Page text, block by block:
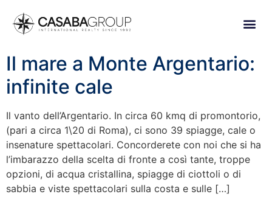
Il mare a Monte Argentario:
infinite cale
Il vanto dell’Argentario. In circa 60 kmq di promontorio,
(pari a circa 1\20 di Roma), ci sono 39 spiagge, cale o
insenature spettacolari. Concorderete con noi che si ha
l’imbarazzo della scelta di fronte a così tante, troppe
opzioni, di acqua cristallina, spiagge di ciottoli o di
sabbia e viste spettacolari sulla costa e sulle […]